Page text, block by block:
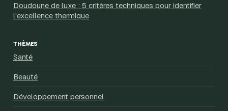
Doudoune de luxe : 5 critères techniques pour identifier
l'excellence thermique
THÈMES
Santé
Beauté
Développement personnel